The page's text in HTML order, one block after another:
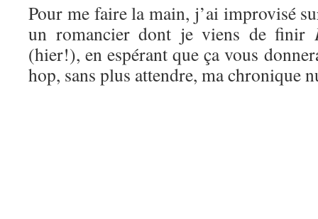
Pour me faire la main, j’ai improvisé
un romancier dont je viens de finir
(hier!), en espérant que ça vous
hop, sans plus attendre, ma chronique